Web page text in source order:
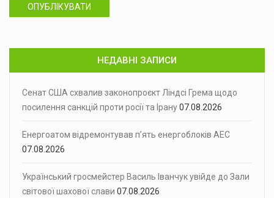
ОПУБЛІКУВАТИ
НЕДАВНІ ЗАПИСИ
Сенат США схвалив законопроєкт Ліндсі Грема щодо
посилення санкцій проти росії та Ірану07.08.2026
Енергоатом відремонтував п’ять енергоблоків АЕС
07.08.2026
Український гросмейстер Василь Іванчук увійде до Зали
світової шахової слави 07.08.2026